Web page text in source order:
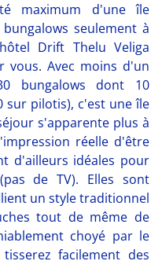
maximum d'une île
seulement à
Drift Thelu Veliga
vous. Avec moins d'un
bungalows dont 10
sur pilotis), c'est une île
s'apparente plus à
réelle d'être
d'ailleurs idéales pour
de TV). Elles sont
un style traditionnel
tout de même de
choyé par le
facilement des